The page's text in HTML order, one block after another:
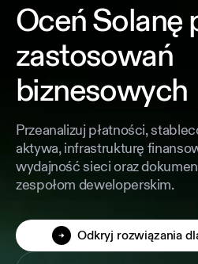
Oceń Solanę
zastosowań
biznesowych
Przeanalizuj płatności,
aktywa, infrastrukturę
wydajność sieci oraz
zespołom deweloperskim.
Odkryj rozwiązania